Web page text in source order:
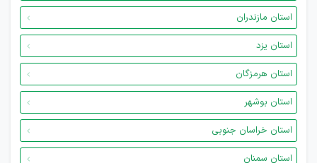
استان مازندران
استان یزد
استان هرمزگان
استان بوشهر
استان خراسان جنوبی
استان سمنان